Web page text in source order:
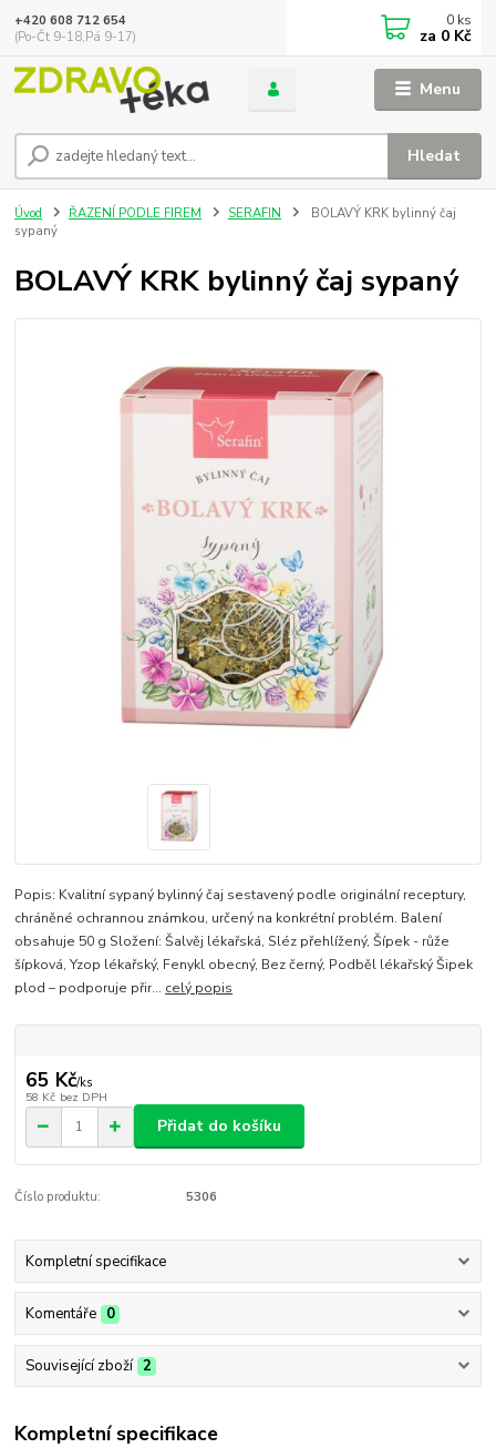
Menu
Hledat
+420 608 712 654
(Po-Čt 9-18,Pá 9-17)
0 ks
za 0 Kč
Úvod ŘAZENÍ PODLE FIREM SERAFIN
BOLAVÝ KRK bylinný čaj
sypaný
BOLAVÝ KRK bylinný čaj sypaný
Popis: Kvalitní sypaný bylinný čaj sestavený podle originální receptury,
chráněné ochrannou známkou, určený na konkrétní problém. Balení
obsahuje 50 g Složení: Šalvěj lékařská, Sléz přehlížený, Šípek - růže
šípková, Yzop lékařský, Fenykl obecný, Bez černý, Podběl lékařský Šipek
plod – podporuje přir... celý popis
65 Kč/ks
58 Kč bez DPH
Přidat do košíku
Číslo produktu: 5306
Kompletní specifikace
Komentáře 0
Související zboží 2
Kompletní specifikace